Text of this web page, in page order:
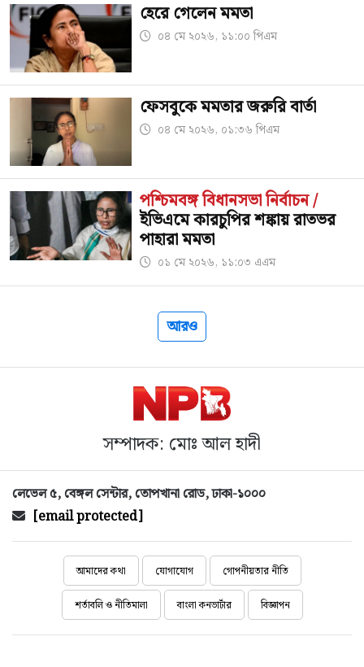
হেরে গেলেন মমতা
০৪ মে ২০২৬, ১১:০০ পিএম
ফেসবুকে মমতার জরুরি বার্তা
০৪ মে ২০২৬, ০১:৩৬ পিএম
পশ্চিমবঙ্গ বিধানসভা নির্বাচন /
ইভিএমে কারচুপির শঙ্কায় রাতভর
পাহারা মমতা
০১ মে ২০২৬, ১১:০৩ এএম
আরও
সম্পাদক: মোঃ আল হাদী
লেভেল ৫, বেঙ্গল সেন্টার, তোপখানা রোড, ঢাকা-১০০০
[email protected]
আমাদের কথা যোগাযোগ গোপনীয়তার নীতি
শর্তাবলি ও নীতিমালা বাংলা কনভার্টার বিজ্ঞাপন